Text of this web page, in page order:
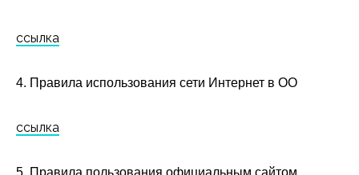
ссылка
4. Правила использования сети Интернет в ОО
ссылка
5. Правила пользования официальным сайтом